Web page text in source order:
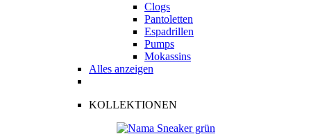
Clogs
Pantoletten
Espadrillen
Pumps
Mokassins
Alles anzeigen
KOLLEKTIONEN